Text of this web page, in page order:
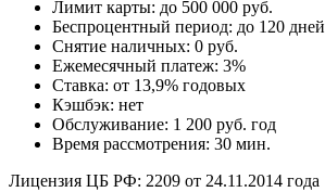
Лимит карты: до 500 000 руб.
Беспроцентный период: до 120 дней
Снятие наличных: 0 руб.
Ежемесячный платеж: 3%
Ставка: от 13,9% годовых
Кэшбэк: нет
Обслуживание: 1 200 руб. год
Время рассмотрения: 30 мин.
Лицензия ЦБ РФ: 2209 от 24.11.2014 года